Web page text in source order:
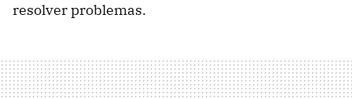
resolver problemas.